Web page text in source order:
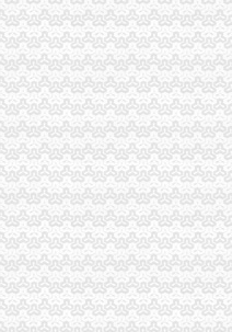
号3栋41-1号房屋-重庆产权
翔店_【信用信息_诉讼信息_
册地址可以是家庭住址_上
哪些_上海赢缘财务咨询有限
区支行_电话_地址_地图-
集网
组图）-导购-重庆乐居网
组图）
工业社区）3号厂房整体及5
_电话_地址_地图-卡盟网
务力争口碑_搜狐财经_搜狐网
时代都汇3室2厅96平米
-股票频道-金融界